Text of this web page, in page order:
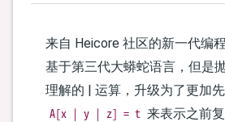
来自 Heicore 社区的新一代编
基于第三代大蟒蛇语言，但是
理解的 | 运算，升级为了更加
A[x | y | z] = t 来表示之前